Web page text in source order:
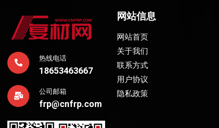
热线电话
18653463667
公司邮箱
frp@cnfrp.com
网站信息
网站首页
关于我们
联系方式
用户协议
隐私政策